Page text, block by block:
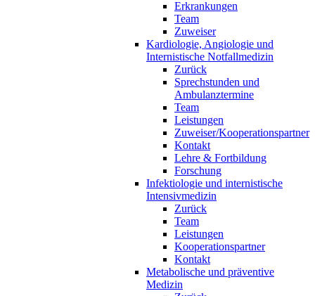
Erkrankungen
Team
Zuweiser
Kardiologie, Angiologie und
Internistische Notfallmedizin
Zurück
Sprechstunden und
Ambulanztermine
Team
Leistungen
Zuweiser/Kooperationspartner
Kontakt
Lehre & Fortbildung
Forschung
Infektiologie und internistische
Intensivmedizin
Zurück
Team
Leistungen
Kooperationspartner
Kontakt
Metabolische und präventive
Medizin